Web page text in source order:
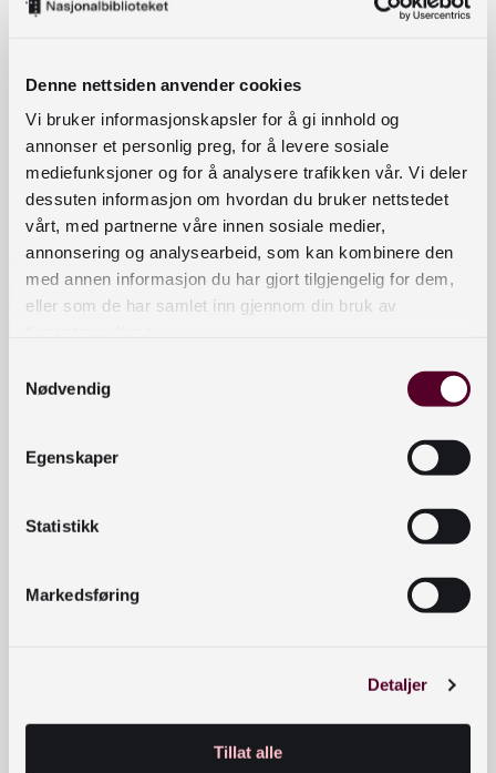
Denne nettsiden anvender cookies
Vi bruker informasjonskapsler for å gi innhold og
annonser et personlig preg, for å levere sosiale
mediefunksjoner og for å analysere trafikken vår. Vi deler
dessuten informasjon om hvordan du bruker nettstedet
vårt, med partnerne våre innen sosiale medier,
annonsering og analysearbeid, som kan kombinere den
med annen informasjon du har gjort tilgjengelig for dem,
eller som de har samlet inn gjennom din bruk av
Nødvendig
Egenskaper
Statistikk
Markedsføring
Detaljer
Tillat alle